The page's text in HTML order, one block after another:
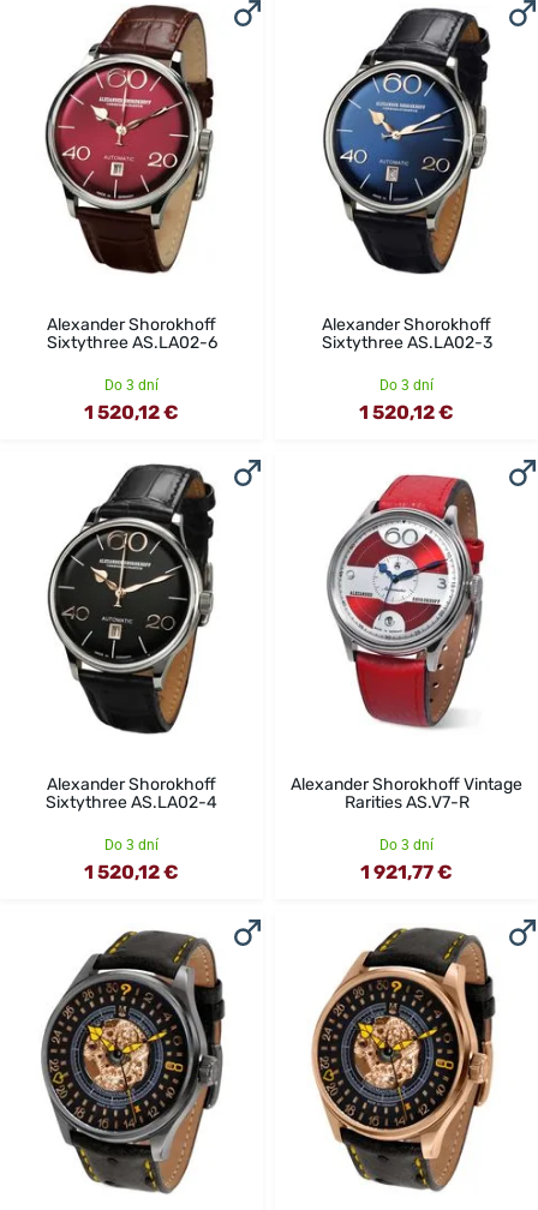
Alexander Shorokhoff
Sixtythree AS.LA02-6
Do 3 dní
1 520,12 €
Alexander Shorokhoff
Sixtythree AS.LA02-3
Do 3 dní
1 520,12 €
Alexander Shorokhoff
Sixtythree AS.LA02-4
Do 3 dní
1 520,12 €
Alexander Shorokhoff Vintage
Rarities AS.V7-R
Do 3 dní
1 921,77 €